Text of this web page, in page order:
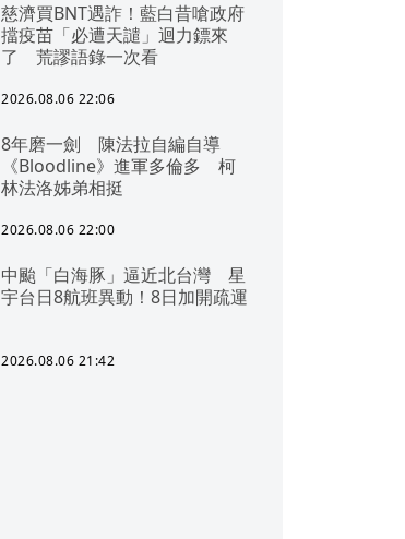
慈濟買BNT遇詐！藍白昔嗆政府
擋疫苗「必遭天譴」迴力鏢來
了 荒謬語錄一次看
2026.08.06 22:06
8年磨一劍 陳法拉自編自導
《Bloodline》進軍多倫多 柯
林法洛姊弟相挺
2026.08.06 22:00
中颱「白海豚」逼近北台灣 星
宇台日8航班異動！8日加開疏運
2026.08.06 21:42